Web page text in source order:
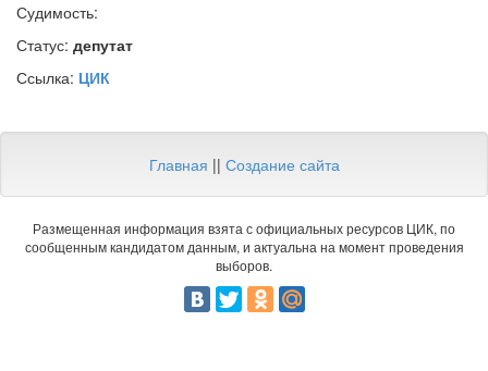
Судимость:
Статус: депутат
Ссылка: ЦИК
Главная || Создание сайта
Размещенная информация взята с официальных ресурсов ЦИК, по
сообщенным кандидатом данным, и актуальна на момент проведения
выборов.